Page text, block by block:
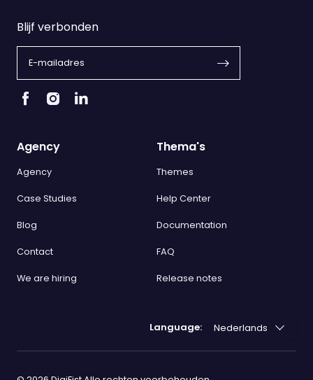
Blijf verbonden
Agency
Agency
Case Studies
Blog
Contact
We are hiring
Thema's
Themes
Help Center
Documentation
FAQ
Release notes
Language: